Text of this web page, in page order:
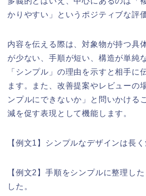
かりやすい」というポジティブな評
内容を伝える際は、対象物が持つ具
が少ない、手順が短い、構造が単純
「シンプル」の理由を示すと相手に
ます。また、改善提案やレビューの
ンプルにできないか」と問いかける
減を促す表現として機能します。
【例文1】シンプルなデザインは長く
【例文2】手順をシンプルに整理し
した。